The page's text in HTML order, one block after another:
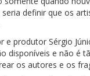
seria definir que os
e produtor Sérgio
disponíveis e não é
os autores e os